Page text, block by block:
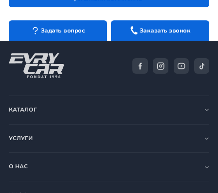
Задать вопрос Заказать звонок
КАТАЛОГ
УСЛУГИ
О НАС